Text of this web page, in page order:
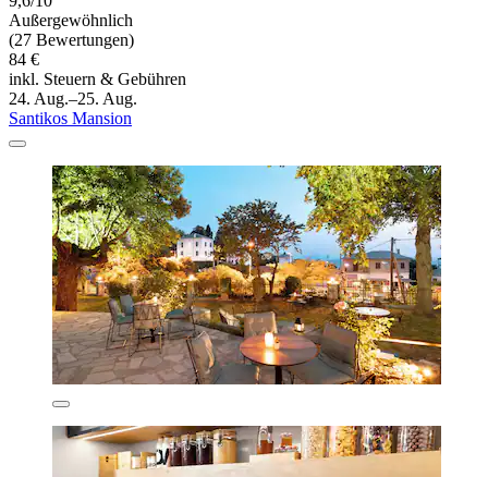
Außergewöhnlich
(27 Bewertungen)
84 €
inkl. Steuern & Gebühren
24. Aug.–25. Aug.
Santikos Mansion